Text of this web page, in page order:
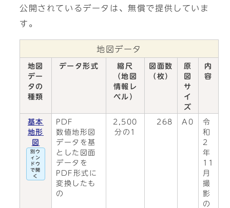
公開されているデータは、無償で提供していま
す。
地図データ
地図
デー
タの
種類
データ形式
縮尺
（地図
情報レ
ベル）
図面数
（枚）
原
図
サ
イ
ズ
内
容
基本
地形
図
別ウ
ィン
ドウ
で開
く
PDF
数値地形図
データを基
とした図面
データを
PDF形式に
変換したも
の
2,500
分の1
268 A0
令
和
2
年
11
月
撮
影
の